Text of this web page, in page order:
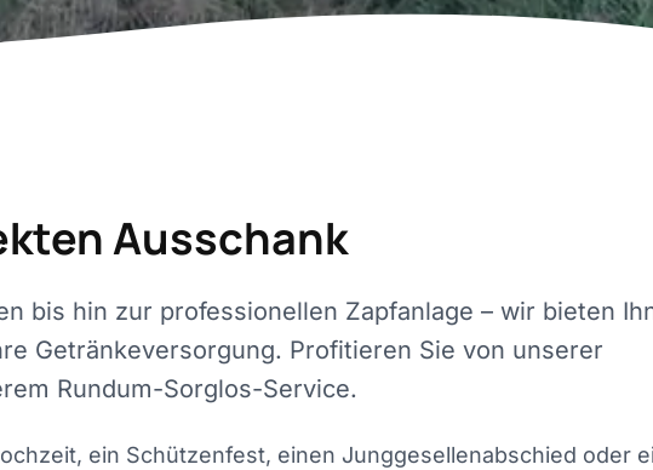
Ausschank
bis hin zur professionellen Zapfanlage – wir bieten
Getränkeversorgung. Profitieren Sie von unserer
Rundum-Sorglos-Service.
ein Schützenfest, einen Junggesellenabschied oder